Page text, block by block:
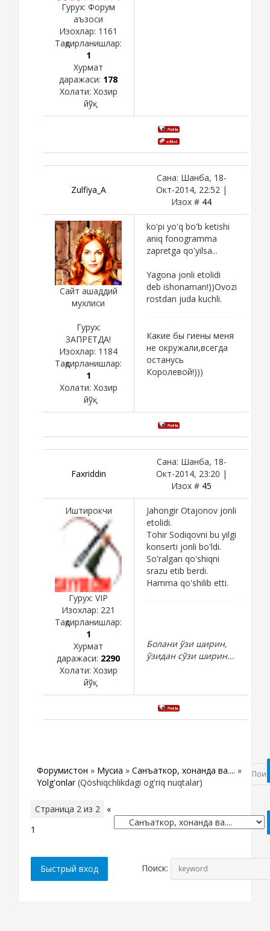
Гурух: Форум
аъзоси
Изохлар: 1161
Тақдирланишлар:
1
Хурмат
даражаси: 178
Холати: Хозир
йўқ
Zulfiya_A
Сана: Шанба, 18-
Окт-2014, 22:52 |
Изох # 44
Сайт ашаддий
мухлиси
Гурух:
ЗАПРЕТДА!
Изохлар: 1184
Тақдирланишлар:
1
Холати: Хозир
йўқ
ko'pi yo'q bo'b ketishi
aniq fonogramma
zapretga qo'yilsa...
Yagona jonli etolidi
deb ishonaman!))Ovozi
rostdan juda kuchli.
Какие бы гиены меня
не окружали,всегда
останусь
Королевой!)))
Faxriddin
Сана: Шанба, 18-
Окт-2014, 23:20 |
Изох # 45
Иштирокчи
Гурух: VIP
Изохлар: 221
Тақдирланишлар:
1
Хурмат
даражаси: 2290
Холати: Хозир
йўқ
Jahongir Otajonov jonli
etolidi.
Tohir Sodiqovni bu yilgi
konserti jonli bo'ldi.
So'ralgan qo'shiqni
srazu etib berdi.
Hamma qo'shilib etti.
Болани ўзи ширин,
ўзидан сўзи ширин...
Форумистон » Мусиқа » Санъаткор, хонанда ва.... »
Yolg'onlar (Qöshiqchlikdagi og'riq nuqtalar)
Страница 2 из 2
«
1
Поиск: